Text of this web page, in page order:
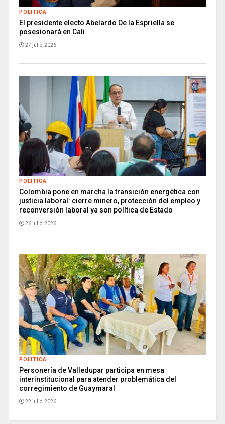
POLITICA
El presidente electo Abelardo De la Espriella se
posesionará en Cali
27 julio, 2026
POLITICA
Colombia pone en marcha la transición energética con
justicia laboral: cierre minero, protección del empleo y
reconversión laboral ya son política de Estado
26 julio, 2026
POLITICA
Personería de Valledupar participa en mesa
interinstitucional para atender problemática del
corregimiento de Guaymaral
22 julio, 2026